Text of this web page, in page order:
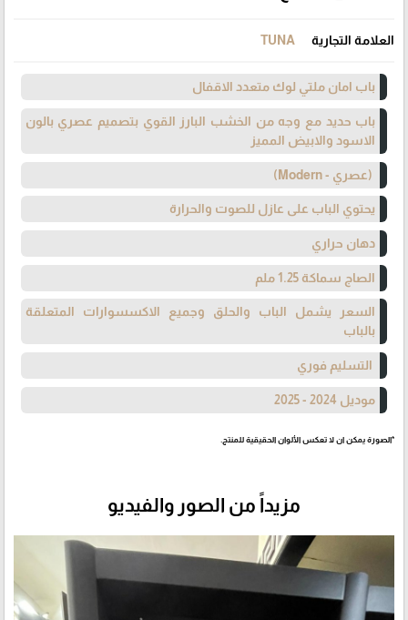
العلامة التجارية TUNA
باب امان ملتي لوك متعدد الاقفال
باب حديد مع وجه من الخشب البارز القوي بتصميم عصري بالون
الاسود والابيض المميز
(عصري - Modern)
يحتوي الباب على عازل للصوت والحرارة
دهان حراري
الصاج سماكة 1.25 ملم
السعر يشمل الباب والحلق وجميع الاكسسوارات المتعلقة
بالباب
التسليم فوري
موديل 2024 - 2025
*الصورة يمكن ان لا تعكس الألوان الحقيقية للمنتج.
مزيداً من الصور والفيديو